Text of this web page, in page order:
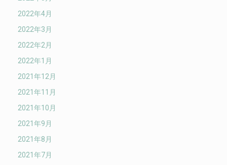
2022年4月
2022年3月
2022年2月
2022年1月
2021年12月
2021年11月
2021年10月
2021年9月
2021年8月
2021年7月